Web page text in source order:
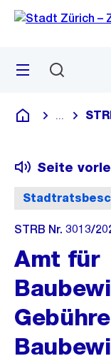
Sprunglink
Menü
Deutsch
Blende
Seite
STRB Nr. 3013/
Amt für